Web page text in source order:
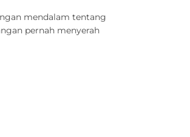
mendalam tentang
pernah menyerah